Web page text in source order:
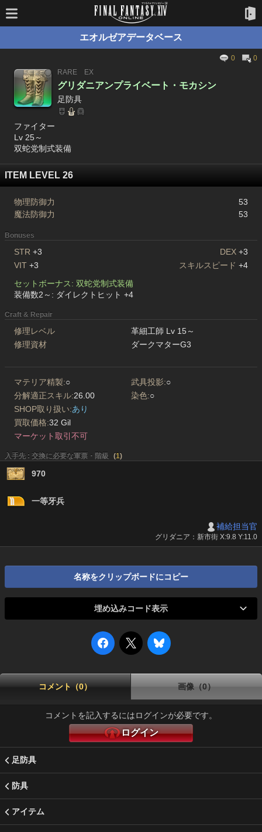
エオルゼアデータベース
0
0
RARE
EX
グリダニアンプライベート・モカシン
足防具
ファイター
Lv 25～
双蛇党制式装備
ITEM LEVEL 26
物理防御力
53
魔法防御力
53
Bonuses
STR +3 DEX +3
VIT +3 スキルスピード +4
セットボーナス: 双蛇党制式装備
装備数2～: ダイレクトヒット +4
Craft & Repair
修理レベル
革細工師 Lv 15～
修理資材
ダークマターG3
マテリア精製:○ 武具投影:○
分解適正スキル:26.00 染色:○
SHOP取り扱い:あり
買取価格:32 Gil
マーケット取引不可
入手先 : 交換に必要な軍票・階級 (1)
970
一等牙兵
補給担当官
グリダニア：新市街 X:9.8 Y:11.0
名称をクリップボードにコピー
埋め込みコード表示
コメント（0） 画像（0）
コメントを記入するにはログインが必要です。
ログイン
足防具
防具
アイテム